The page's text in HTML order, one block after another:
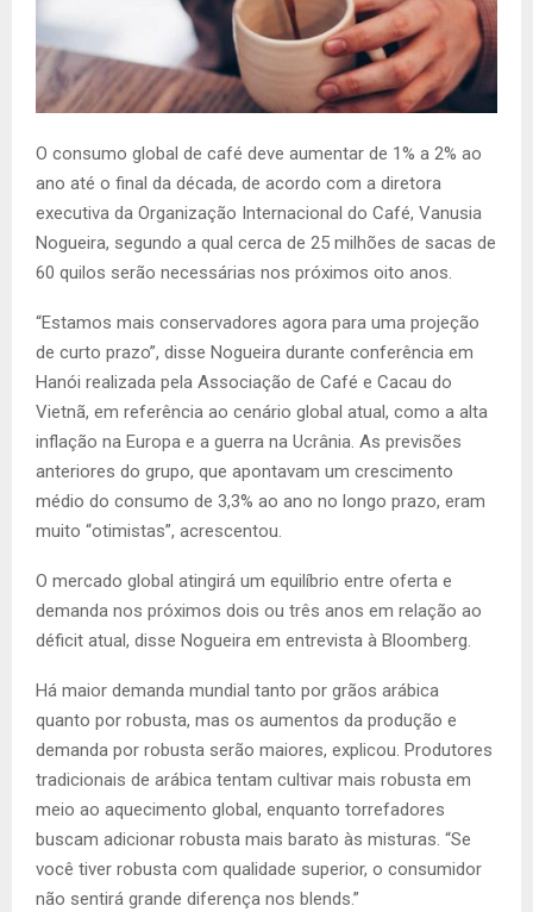
O consumo global de café deve aumentar de 1% a 2% ao
ano até o final da década, de acordo com a diretora
executiva da Organização Internacional do Café, Vanusia
Nogueira, segundo a qual cerca de 25 milhões de sacas de
60 quilos serão necessárias nos próximos oito anos.
“Estamos mais conservadores agora para uma projeção
de curto prazo”, disse Nogueira durante conferência em
Hanói realizada pela Associação de Café e Cacau do
Vietnã, em referência ao cenário global atual, como a alta
inflação na Europa e a guerra na Ucrânia. As previsões
anteriores do grupo, que apontavam um crescimento
médio do consumo de 3,3% ao ano no longo prazo, eram
muito “otimistas”, acrescentou.
O mercado global atingirá um equilíbrio entre oferta e
demanda nos próximos dois ou três anos em relação ao
déficit atual, disse Nogueira em entrevista à Bloomberg.
Há maior demanda mundial tanto por grãos arábica
quanto por robusta, mas os aumentos da produção e
demanda por robusta serão maiores, explicou. Produtores
tradicionais de arábica tentam cultivar mais robusta em
meio ao aquecimento global, enquanto torrefadores
buscam adicionar robusta mais barato às misturas. “Se
você tiver robusta com qualidade superior, o consumidor
não sentirá grande diferença nos blends.”